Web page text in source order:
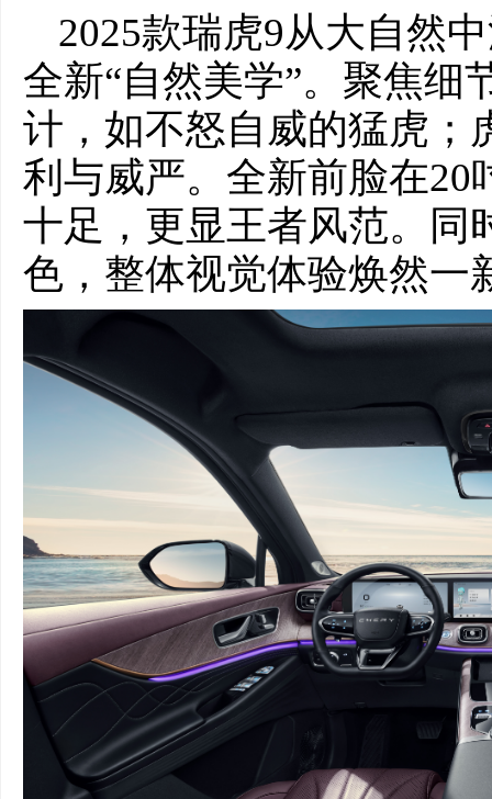
2025款瑞虎9从大自然
全新“自然美学”。聚焦细
计，如不怒自威的猛虎；
利与威严。全新前脸在
十足，更显王者风范。同
色，整体视觉体验焕然一